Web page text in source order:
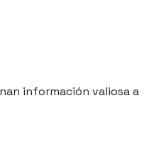
información valiosa a